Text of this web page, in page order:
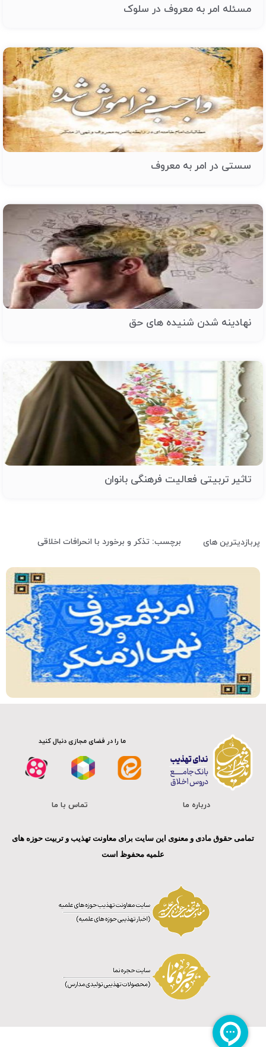
مسئله امر به معروف در سلوک
سستی در امر به معروف
نهادینه شدن شنیده های حق
تاثیر تربیتی فعالیت فرهنگی بانوان
پربازدیترین های برچسب: تذکر و برخورد با انحرافات اخلاقی
ما را در فضای مجازی دنبال کنید
درباره ما تماس با ما
تمامی حقوق مادی و معنوی این سایت برای معاونت تهذیب و تربیت حوزه های
علمیه محفوظ است